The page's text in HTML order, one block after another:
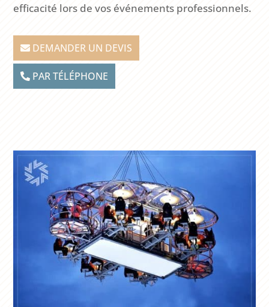
efficacité lors de vos événements professionnels.
DEMANDER UN DEVIS
PAR TÉLÉPHONE